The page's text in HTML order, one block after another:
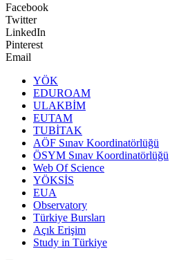
Facebook
Twitter
LinkedIn
Pinterest
Email
YÖK
EDUROAM
ULAKBİM
EUTAM
TUBİTAK
AÖF Sınav Koordinatörlüğü
ÖSYM Sınav Koordinatörlüğü
Web Of Science
YÖKSİS
EUA
Observatory
Türkiye Bursları
Açık Erişim
Study in Türkiye